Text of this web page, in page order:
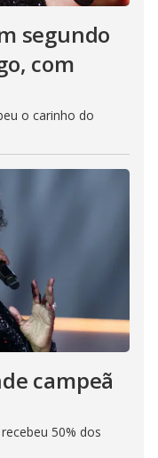
segundo
com
o carinho do
campeã
50% dos